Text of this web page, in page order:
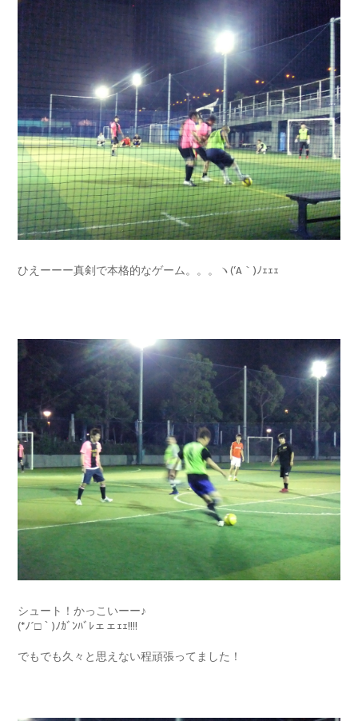
ひえーーー真剣で本格的なゲーム。。。ヽ(‘A｀)ﾉｪｪｪ
シュート！かっこいーー♪
(*ﾉ´□｀)ﾉｶﾞﾝﾊﾞﾚェェｪｪ!!!!
でもでも久々と思えない程頑張ってました！